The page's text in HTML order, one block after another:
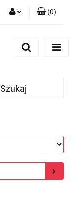
(0)
Szukaj